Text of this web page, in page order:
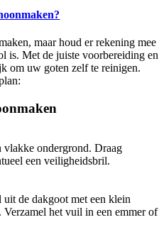
maar houd er rekening mee
is. Met de juiste voorbereiding en
om uw goten zelf te reinigen.
vlakke ondergrond. Draag
een veiligheidsbril.
uit de dakgoot met een klein
Verzamel het vuil in een emmer of